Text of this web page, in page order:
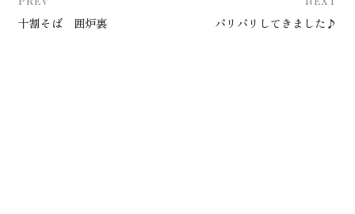
十割そば 囲炉裏 パリパリしてきました♪